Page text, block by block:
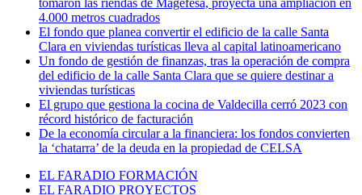
4.000 metros cuadrados
El fondo que planea convertir el edificio de la calle Santa
Clara en viviendas turísticas lleva al capital latinoamericano
Un fondo de gestión de finanzas, tras la operación de compra
del edificio de la calle Santa Clara que se quiere destinar a
viviendas turísticas
El grupo que gestiona la cocina de Valdecilla cerró 2023 con
récord histórico de facturación
De la economía circular a la financiera: los fondos convierten
la ‘chatarra’ de la deuda en la propiedad de CELSA
EL FARADIO FORMACIÓN
EL FARADIO PROYECTOS